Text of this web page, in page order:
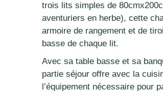
trois lits simples de
aventuriers en herbe), cette
armoire de rangement et de
basse de chaque lit.
Avec sa table basse et sa
partie séjour offre avec la
l’équipement nécessaire pour